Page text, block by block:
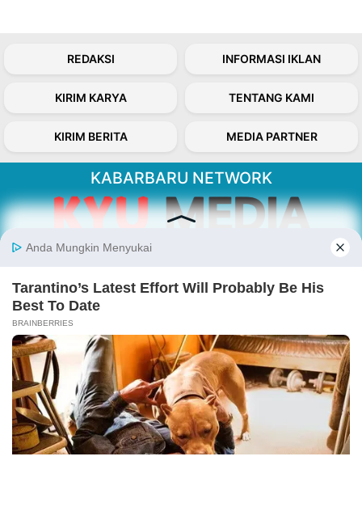
REDAKSI INFORMASI IKLAN
KIRIM KARYA TENTANG KAMI
KIRIM BERITA MEDIA PARTNER
KABARBARU NETWORK
Kabarbaru.co menyajikan berita aktual dan
Follow Kabarbaru